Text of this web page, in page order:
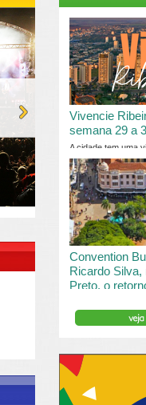
Vivencie
semana 29 a
A cidade tem uma
vai desde o
passaros....
Convention
Ricardo Silva,
Preto, o
O Ribeirão Preto e